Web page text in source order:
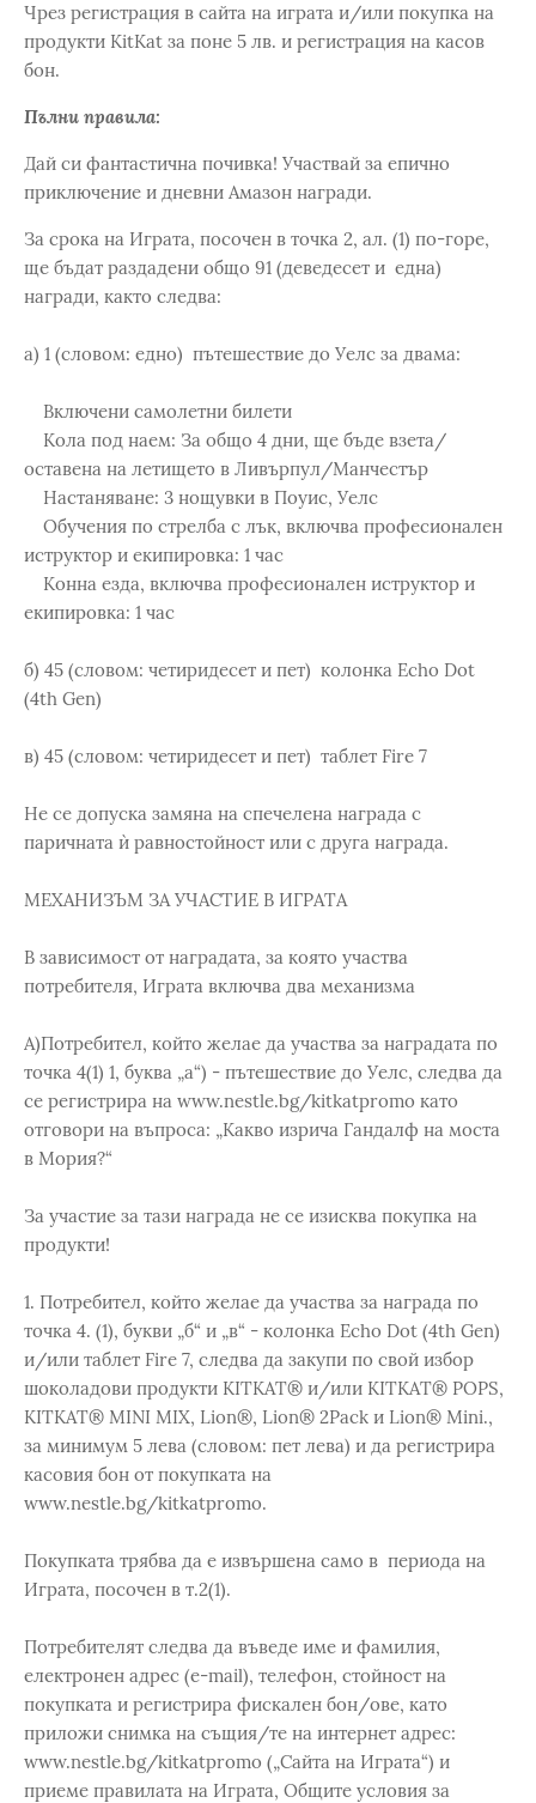
Чрез регистрация в сайта на играта и/или покупка на
продукти KitKat за поне 5 лв. и регистрация на касов
бон.
Пълни правила:
Дай си фантастична почивка! Участвай за епично
приключение и дневни Амазон награди.
За срока на Играта, посочен в точка 2, ал. (1) по-горе,
ще бъдат раздадени общо 91 (деведесет и една)
награди, както следва:
а) 1 (словом: едно) пътешествие до Уелс за двама:
Включени самолетни билети
Кола под наем: За общо 4 дни, ще бъде взета/
оставена на летището в Ливърпул/Манчестър
Настаняване: 3 нощувки в Поуис, Уелс
Обучения по стрелба с лък, включва професионален
иструктор и екипировка: 1 час
Конна езда, включва професионален иструктор и
екипировка: 1 час
б) 45 (словом: четиридесет и пет) колонка Echo Dot
(4th Gen)
в) 45 (словом: четиридесет и пет) таблет Fire 7
Не се допуска замяна на спечелена награда с
паричната ѝ равностойност или с друга награда.
МЕХАНИЗЪМ ЗА УЧАСТИЕ В ИГРАТА
В зависимост от наградата, за която участва
потребителя, Играта включва два механизма
А)Потребител, който желае да участва за наградата по
точка 4(1) 1, буква „а“) - пътешествие до Уелс, следва да
се регистрира на www.nestle.bg/kitkatpromo като
отговори на въпроса: „Какво изрича Гандалф на моста
в Мория?“
За участие за тази награда не се изисква покупка на
продукти!
1. Потребител, който желае да участва за награда по
точка 4. (1), букви „б“ и „в“ - колонка Echo Dot (4th Gen)
и/или таблет Fire 7, следва да закупи по свой избор
шоколадови продукти KITKAT® и/или KITKAT® POPS,
KITKAT® MINI MIX, Lion®, Lion® 2Pack и Lion® Mini.,
за минимум 5 лева (словом: пет лева) и да регистрира
касовия бон от покупката на
www.nestle.bg/kitkatpromo.
Покупката трябва да е извършена само в периода на
Играта, посочен в т.2(1).
Потребителят следва да въведе име и фамилия,
електронен адрес (e-mail), телефон, стойност на
покупката и регистрира фискален бон/ове, като
приложи снимка на същия/те на интернет адрес:
www.nestle.bg/kitkatpromo („Сайта на Играта“) и
приеме правилата на Играта, Общите условия за